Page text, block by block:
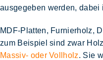
ausgegeben werden, dabei
MDF-Platten, Furnierholz,
zum Beispiel sind zwar
Massiv- oder Vollholz. Sie